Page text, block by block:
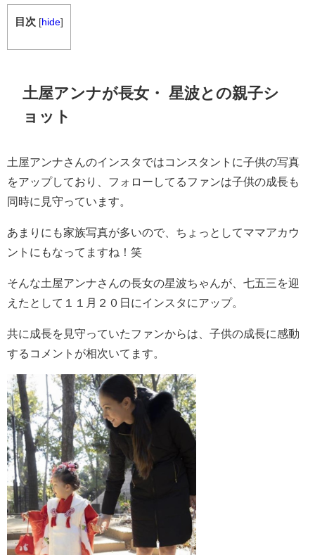
目次 [hide]
土屋アンナが長女・星波との親子シ
ョット
土屋アンナさんのインスタではコンスタントに子供の写真
をアップしており、フォローしてるファンは子供の成長も
同時に見守っています。
あまりにも家族写真が多いので、ちょっとしてママアカウ
ントにもなってますね！笑
そんな土屋アンナさんの長女の星波ちゃんが、七五三を迎
えたとして１１月２０日にインスタにアップ。
共に成長を見守っていたファンからは、子供の成長に感動
するコメントが相次いてます。